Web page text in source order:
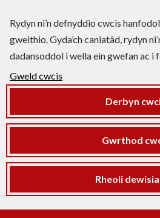
Rydyn ni’n defnyddio cwcis
gweithio. Gyda’ch caniatâd, rydyn
dadansoddol i wella ein gwefan ac i
Gweld cwcis
Derbyn
Gwrthod
Rheoli